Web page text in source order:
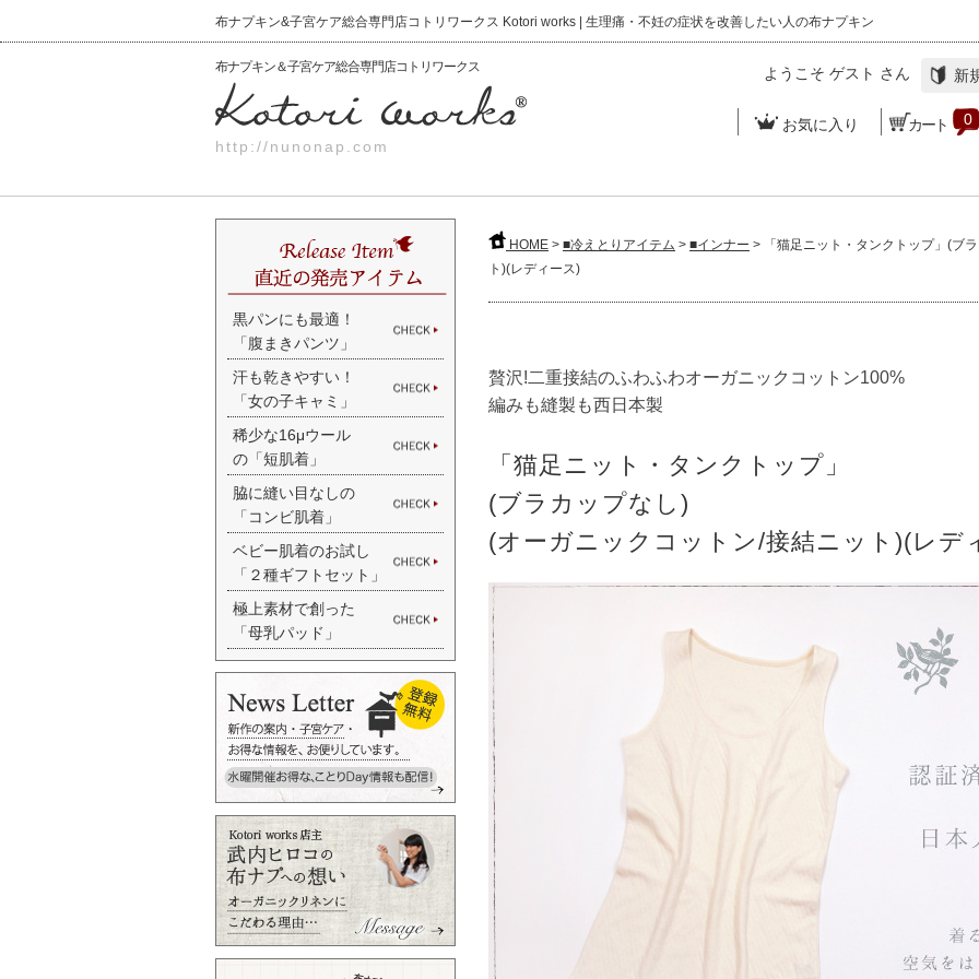
布ナプキン&子宮ケア総合専門店コトリワークス Kotori works | 生理痛・不妊の症状を改善したい人の布ナプキン
布ナプキン＆子宮ケア総合専門店コトリワークス
http://nunonap.com
ようこそ ゲスト さん 新
お気に入り カート 0
黒パンにも最適！
「腹まきパンツ」
汗も乾きやすい！
「女の子キャミ」
稀少な16μウール
の「短肌着」
脇に縫い目なしの
「コンビ肌着」
ベビー肌着のお試し
「２種ギフトセット」
極上素材で創った
「母乳パッド」
HOME > ■冷えとりアイテム > ■インナー > 「猫足ニット・タンクトップ」(ブ
ト)(レディース)
贅沢!二重接結のふわふわオーガニックコットン100%
編みも縫製も西日本製
「猫足ニット・タンクトップ」
(ブラカップなし)
(オーガニックコットン/接結ニット)(レデ